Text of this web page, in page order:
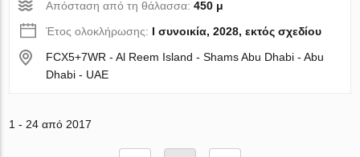
Απόσταση από τη θάλασσα:450 μ
Έτος ολοκλήρωσης: I συνοικία, 2028, εκτός σχεδίου
FCX5+7WR - Al Reem Island - Shams Abu Dhabi - Abu
Dhabi - UAE
1 - 24 από 2017